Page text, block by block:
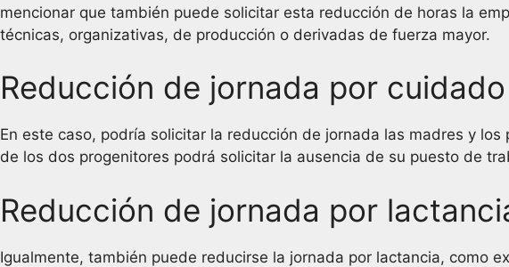
mencionar que también puede solicitar esta reducción de horas la
técnicas, organizativas, de producción o derivadas de fuerza mayor.
Reducción de jornada por
En este caso, podría solicitar la reducción de jornada las madres y
de los dos progenitores podrá solicitar la ausencia de su puesto de
Reducción de jornada por
Igualmente, también puede reducirse la jornada por lactancia, como